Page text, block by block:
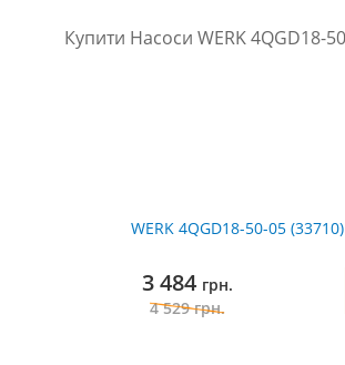
WERK 4QGD18-50-05 (33710)
3 484 грн.
4 529грн.